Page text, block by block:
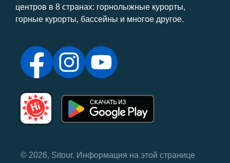
центров в 8 странах: горнолыжные курорты,
горные курорты, бассейны и многое другое.
© 2026, Sitour. Информация на этой странице